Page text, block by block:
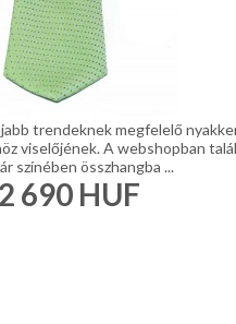
trendeknek megfelelő
viselőjének. A webshopban
színében összhangba ...
2 690 HUF